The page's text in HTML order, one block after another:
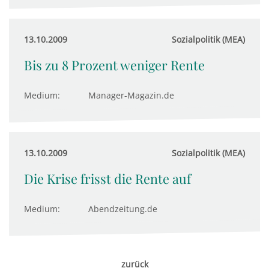
13.10.2009 Sozialpolitik (MEA)
Bis zu 8 Prozent weniger Rente
Medium: Manager-Magazin.de
13.10.2009 Sozialpolitik (MEA)
Die Krise frisst die Rente auf
Medium: Abendzeitung.de
zurück